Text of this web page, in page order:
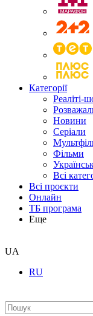
Категорії
Реаліті-
Новини
Серіали
Фільми
Всі
Всі проєкти
Онлайн
ТБ програма
Еще
UA
RU